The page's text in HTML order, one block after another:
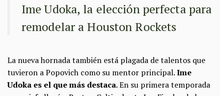
Ime Udoka, la elección perfecta para
remodelar a Houston Rockets
La nueva hornada también está plagada de talentos que
tuvieron a Popovich como su mentor principal.Ime
Udoka es el que más destaca. En su primera temporada